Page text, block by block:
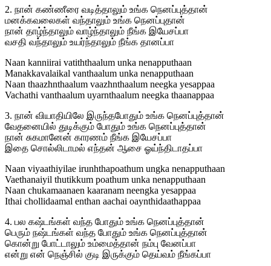
2. நான் கண்ணீரை வடித்தாலும் உங்க நெனப்புத்தான்
மனக்கவலைகள் வந்தாலும் உங்க நெனப்புதான்
நான் தாழ்ந்தாலும் வாழ்ந்தாலும் நீங்க இயேசப்பா
வசதி வந்தாலும் உயர்ந்தாலும் நீங்க தானப்பா
Naan kanniirai vatiththaalum unka nenapputhaan
Manakkavalaikal vanthaalum unka nenapputhaan
Naan thaazhnthaalum vaazhnthaalum neegka yesappaa
Vachathi vanthaalum uyarnthaalum neegka thaanappaa
3. நான் வியாதியிலே இருந்தபோதும் உங்க நெனப்புத்தான்
வேதனையில் துடிக்கும் போதும் உங்க நெனப்புத்தான்
நான் சுகமானேன் காரணம் நீங்க இயேசப்பா
இதை சொல்லிடாமல் எந்தன் ஆசை ஓய்ந்திடாதப்பா
Naan viyaathiyilae irunhthapoathum ungka nenapputhaan
Vaethanaiyil thutikkum poathum unka nenapputhaan
Naan chukamaanaen kaaranam neengka yesappaa
Ithai chollidaamal enthan aachai oaynthidaathappaa
4. பல கஷ்டங்கள் வந்த போதும் உங்க நெனப்புத்தான்
பெரும் நஷ்டங்கள் வந்த போதும் உங்க நெனப்புத்தான்
கொன்று போட்டாலும் உம்மைத்தான் நம்பு வேனப்பா
என்று என் நெஞ்சில் குடி இருக்கும் தெய்வம் நீங்கப்பா